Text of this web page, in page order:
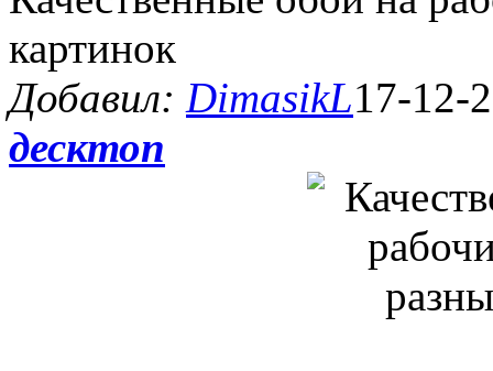
картинок
Добавил: DimasikL17-12-
десктоп